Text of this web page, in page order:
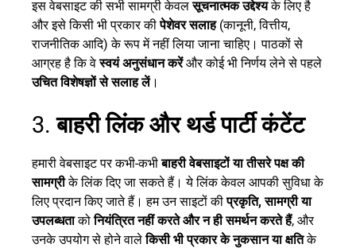
इस वेबसाइट की सभी सामग्री केवलसूचनात्मक उद्देश्यके लिए है
और इसे किसी भी प्रकार कीपेशेवर सलाह(कानूनी, वित्तीय,
राजनीतिक आदि) के रूप में नहीं लिया जाना चाहिए। पाठकों से
आग्रह है कि वेस्वयं अनुसंधान करेंऔर कोई भी निर्णय लेने से पहले
उचित विशेषज्ञों से सलाह लें।
3.बाहरी लिंक और थर्ड पार्टी कंटेंट
हमारी वेबसाइट पर कभी-कभीबाहरी वेबसाइटों या तीसरे पक्ष की
सामग्रीके लिंक दिए जा सकते हैं। ये लिंक केवल आपकी सुविधा के
लिए प्रदान किए जाते हैं। हम उन साइटों कीप्रकृति, सामग्री या
उपलब्धताकोनियंत्रित नहीं करते और न ही समर्थन करते हैं, और
उनके उपयोग से होने वालेकिसी भी प्रकार के नुकसान या क्षतिके